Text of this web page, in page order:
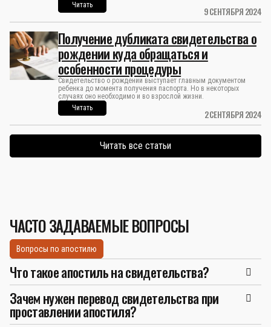
9 СЕНТЯБРЯ 2024
Читать
2 СЕНТЯБРЯ 2024
Получение дубликата свидетельства о
рождении куда обращаться и
особенности процедуры
Свидетельство о рождении выступает главным документом
ребенка до момента получения паспорта. Но в некоторых
случаях оно необходимо и во взрослой жизни.
Читать
Читать все статьи
ЧАСТО ЗАДАВАЕМЫЕ ВОПРОСЫ
Вопросы по апостилю
Что такое апостиль на свидетельства?
Зачем нужен перевод свидетельства при
проставлении апостиля?